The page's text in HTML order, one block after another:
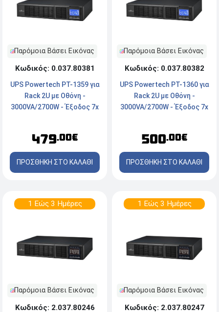
Παρόμοια Βάσει Εικόνας
Κωδικός: 0.037.80381
UPS Powertech PT-1359 για
Rack 2U με Οθόνη -
3000VA/2700W - Έξοδος 7x
479.00€
ΠΡΟΣΘΗΚΗ ΣΤΟ ΚΑΛΑΘΙ
Παρόμοια Βάσει Εικόνας
Κωδικός: 0.037.80382
UPS Powertech PT-1360 για
Rack 2U με Οθόνη -
3000VA/2700W - Έξοδος 7x
500.00€
ΠΡΟΣΘΗΚΗ ΣΤΟ ΚΑΛΑΘΙ
1 Εώς 3 Ημέρες
Παρόμοια Βάσει Εικόνας
Κωδικός: 2.037.80246
1 Εώς 3 Ημέρες
Παρόμοια Βάσει Εικόνας
Κωδικός: 2.037.80247